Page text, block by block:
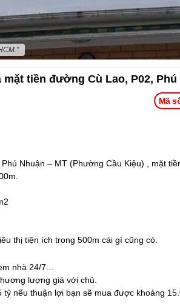
tiền đường Cù Lao, P02, Phú
Mã
Nhuận – MT (Phường Cầu Kiệu) , mặt
thị tiện ích trong 500m cái gì cũng có.
nhà 24/7...
lượng giá với chủ.
tỷ nếu thuận lợi bạn sẽ mua được khoảng